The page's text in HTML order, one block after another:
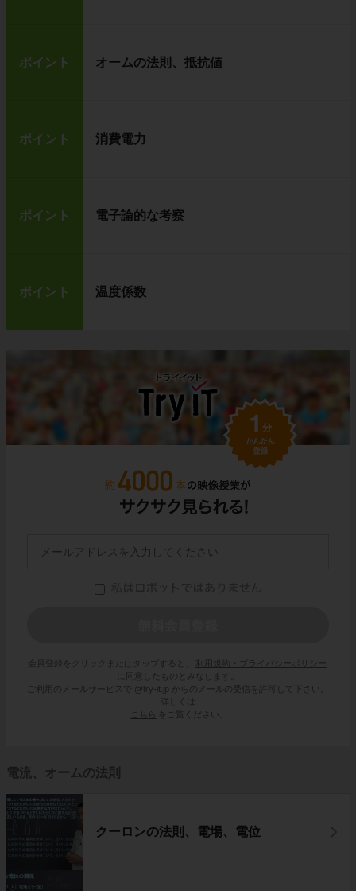
ポイント オームの法則、抵抗値
ポイント 消費電力
ポイント 電子論的な考察
ポイント 温度係数
会員登録をクリックまたはタップすると、
利用規約・プライバシーポリシー
に同意したものとみなします。
ご利用のメールサービスで @try-it.jp からのメールの受信を許可して下さい。
詳しくは
こちら
をご覧ください。
電流、オームの法則
クーロンの法則、電場、電位